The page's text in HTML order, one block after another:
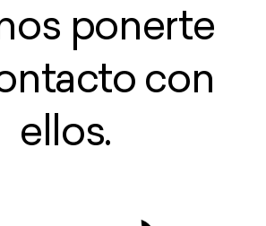
ponerte
con
ellos.